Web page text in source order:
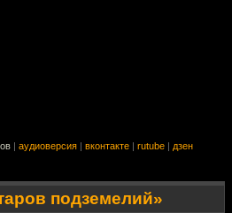
| аудиоверсия | вконтакте | rutube | дзен
подземелий»